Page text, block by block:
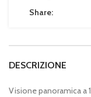
Share:
DESCRIZIONE
Visione panoramica a